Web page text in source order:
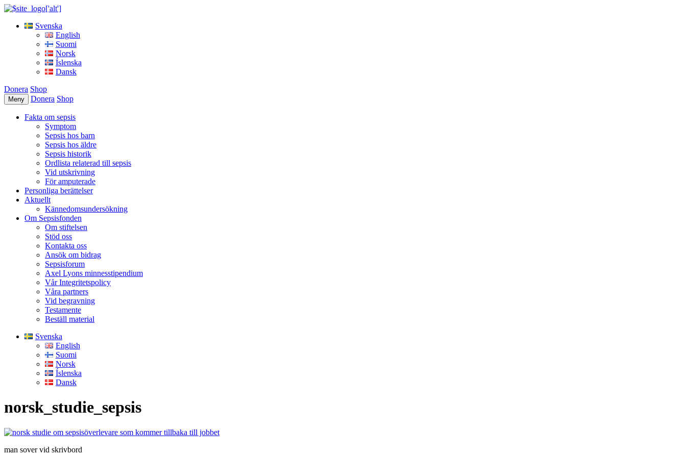
Svenska
English
Suomi
Norsk
Íslenska
Dansk
Donera Shop
Meny Donera Shop
Fakta om sepsis
Symptom
Sepsis hos barn
Sepsis hos äldre
Sepsis historik
Ordlista relaterad till sepsis
Vid utskrivning
För amputerade
Personliga berättelser
Aktuellt
Kännedomsundersökning
Om Sepsisfonden
Om stiftelsen
Stöd oss
Kontakta oss
Ansök om bidrag
Sepsisforum
Axel Lyons minnesstipendium
Vår Integritetspolicy
Våra partners
Vid begravning
Testamente
Beställ material
Svenska
English
Suomi
Norsk
Íslenska
Dansk
norsk_studie_sepsis
man sover vid skrivbord